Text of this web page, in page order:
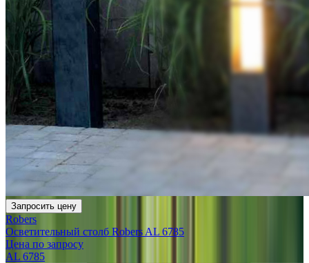
Запросить цену
Robers
Осветительный столб Robers AL 6785
Цена по запросу
AL 6785